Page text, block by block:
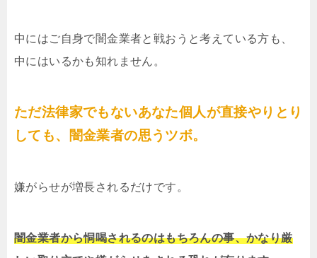
中にはご自身で闇金業者と戦おうと考えている方も、
中にはいるかも知れません。
ただ法律家でもないあなた個人が直接やりとり
しても、闇金業者の思うツボ。
嫌がらせが増長されるだけです。
闇金業者から恫喝されるのはもちろんの事、かなり厳